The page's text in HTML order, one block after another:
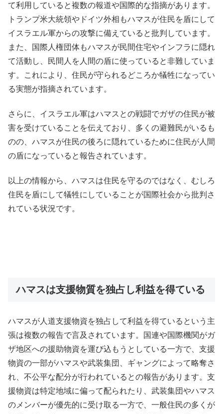
て利用していると複数の報道や国際的な指摘があります。
トランプ米大統領やドイツ外相もハマスが住民を盾にして
イスラエル軍からの攻撃に備えていると批判しています。
また、国際人権団体もハマスが民間住宅やインフラに隠れ
て活動し、民間人を人間の盾に使っていると非難していま
す。これにより、住民が守られるどころか犠牲になってい
る実態が指摘されています。​
さらに、イスラエル軍はハマスとの戦闘でガザの住民が被
害を受けていることを伝えており、多くの避難民がいるも
のの、ハマスが住民の後ろに隠れているために住民が人間
の盾になっていると報告されています。​​
以上の情報から、ハマスは住民を守るのではなく、むしろ
住民を盾にして犠牲にしていることが国際社会から批判さ
れている状況です。
ハマスは支援物質を独占し利益を得ている
ハマスが人道支援物資を独占して利益を得ているという主
張は複数の報告で言及されています。国連や国際機関がガ
ザ地区への援助物資を運び込もうとしている一方で、支援
物資の一部がハマスや武装集団、ギャングによって略奪さ
れ、不公平な配分が行われているとの報告があります。支
援物資は特定地域に偏って配られたり、武装集団やハマス
のメンバーが優先的に受け取る一方で、一般住民の多くが